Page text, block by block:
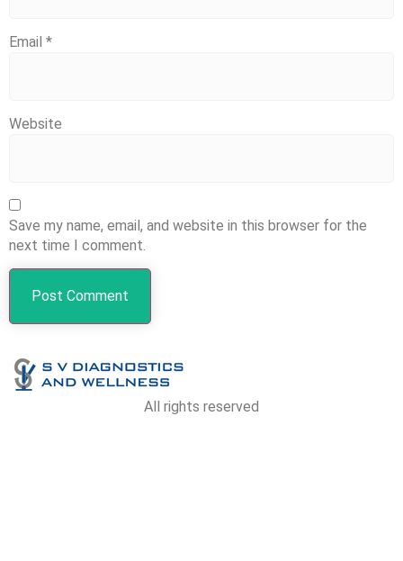
Email *
Website
Save my name, email, and website in this browser for the
next time I comment.
All rights reserved